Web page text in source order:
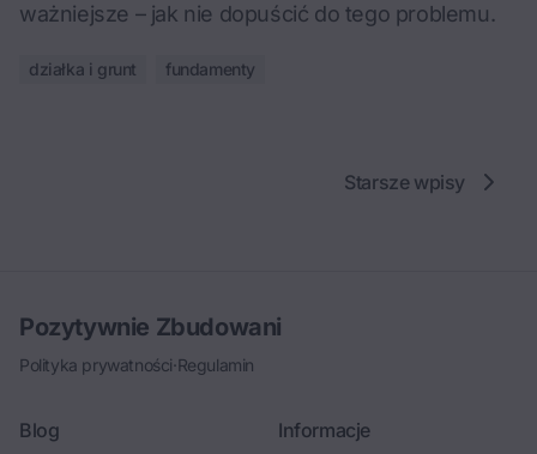
ważniejsze – jak nie dopuścić do tego problemu.
działka i grunt fundamenty
Starsze wpisy
Pozytywnie Zbudowani
Polityka prywatności·Regulamin
Blog Informacje